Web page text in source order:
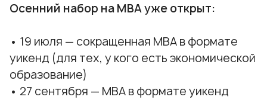
Осенний набор на МВА уже открыт:
• 19 июля — сокращенная МВА в формате
уикенд (для тех, у кого есть экономической
образование)
• 27 сентября — MBA в формате уикенд